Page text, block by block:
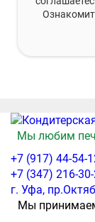
Мы любим
+7 (917) 44-54-
+7 (347) 216-
г. Уфа,
Мы